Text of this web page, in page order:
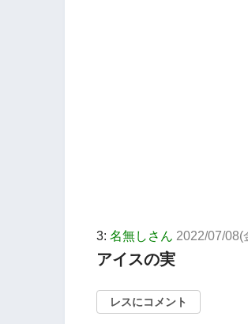
3: 名無しさん 2022/07/08(
アイスの実
レスにコメント